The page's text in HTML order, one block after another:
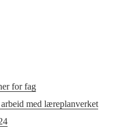
for fag
med læreplanverket